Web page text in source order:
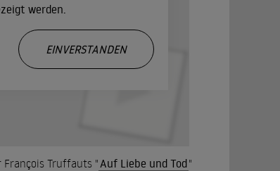
werden.
EINVERSTANDEN
François Truffauts "Auf Liebe und Tod"